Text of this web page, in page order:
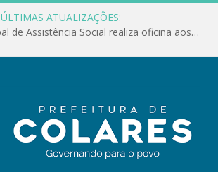
ÚLTIMAS ATUALIZAÇÕES:
Conselho Municipal de Assistência Social realiza oficina aos servidores